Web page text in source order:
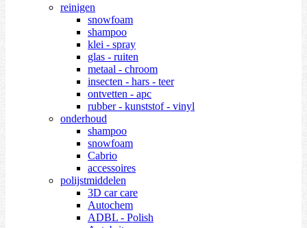
reinigen
snowfoam
shampoo
klei - spray
glas - ruiten
metaal - chroom
insecten - hars - teer
ontvetten - apc
rubber - kunststof - vinyl
onderhoud
shampoo
snowfoam
Cabrio
accessoires
polijstmiddelen
3D car care
Autochem
ADBL - Polish